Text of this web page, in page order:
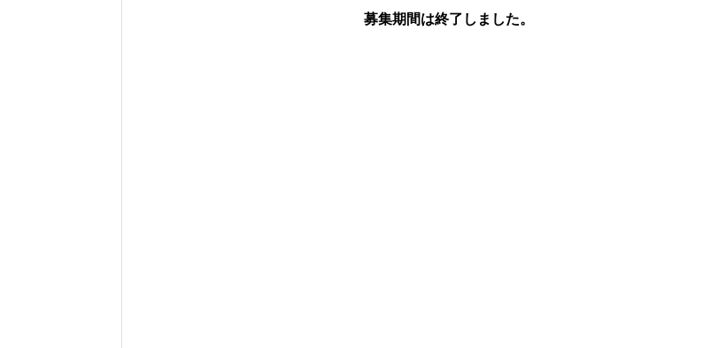
数字は、前回の入力内容に追加分を加算する形（累計数）で入力をお願いしま
募集期間は終了しました。